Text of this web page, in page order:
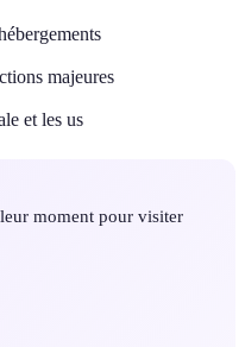
majeures
et les us
moment pour visiter